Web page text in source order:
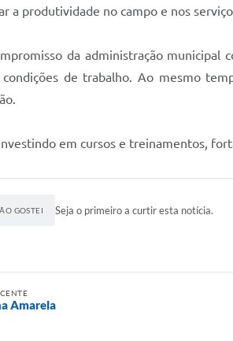
a produtividade no campo e nos
da administração municipal
de trabalho. Ao mesmo
em cursos e treinamentos,
GOSTEI Seja o primeiro a curtir esta notícia.
Amarela